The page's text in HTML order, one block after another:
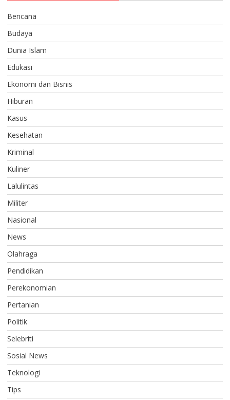
Bencana
Budaya
Dunia Islam
Edukasi
Ekonomi dan Bisnis
Hiburan
Kasus
Kesehatan
Kriminal
Kuliner
Lalulintas
Militer
Nasional
News
Olahraga
Pendidikan
Perekonomian
Pertanian
Politik
Selebriti
Sosial News
Teknologi
Tips